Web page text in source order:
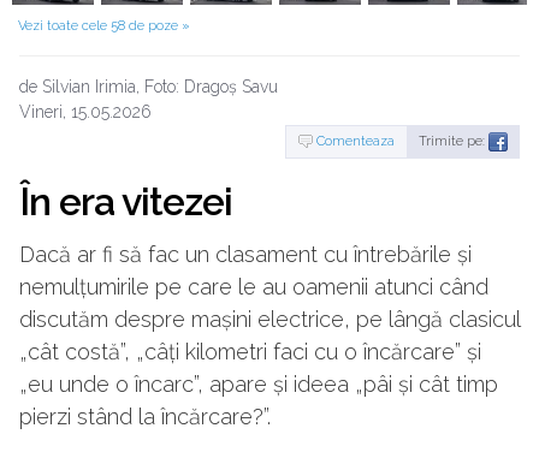
Vezi toate cele 58 de poze »
de Silvian Irimia, Foto: Dragoș Savu
Vineri, 15.05.2026
Comenteaza Trimite pe:
În era vitezei
Dacă ar fi să fac un clasament cu întrebările și
nemulțumirile pe care le au oamenii atunci când
discutăm despre mașini electrice, pe lângă clasicul
„cât costă”, „câți kilometri faci cu o încărcare” și
„eu unde o încarc”, apare și ideea „pâi și cât timp
pierzi stând la încărcare?”.